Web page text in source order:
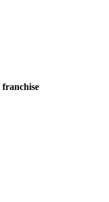
franchise